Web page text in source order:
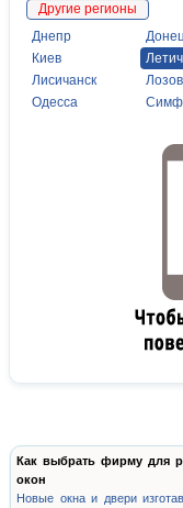
Другие регионы
Днепр
Киев
Лисичанск
Одесса
Как выбрать фирму для
окон
Новые окна и двери